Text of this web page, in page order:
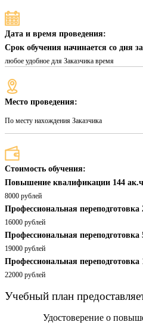
Дата и время проведения:
Срок обучения начинается со дня
любое удобное для Заказчика время
Место проведения:
По месту нахождения Заказчика
Стоимость обучения:
Повышение квалификации 144
8000 рублей
Профессиональная переподготовка
16000 рублей
Профессиональная переподготовка
19000 рублей
Профессиональная переподготовка
22000 рублей
Учебный план
Удостоверение о